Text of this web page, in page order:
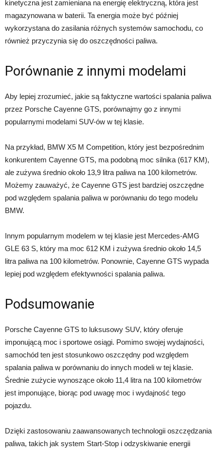
kinetyczna jest zamieniana na energię elektryczną, która jest
magazynowana w baterii. Ta energia może być później
wykorzystana do zasilania różnych systemów samochodu, co
również przyczynia się do oszczędności paliwa.
Porównanie z innymi modelami
Aby lepiej zrozumieć, jakie są faktyczne wartości spalania paliwa
przez Porsche Cayenne GTS, porównajmy go z innymi
popularnymi modelami SUV-ów w tej klasie.
Na przykład, BMW X5 M Competition, który jest bezpośrednim
konkurentem Cayenne GTS, ma podobną moc silnika (617 KM),
ale zużywa średnio około 13,9 litra paliwa na 100 kilometrów.
Możemy zauważyć, że Cayenne GTS jest bardziej oszczędne
pod względem spalania paliwa w porównaniu do tego modelu
BMW.
Innym popularnym modelem w tej klasie jest Mercedes-AMG
GLE 63 S, który ma moc 612 KM i zużywa średnio około 14,5
litra paliwa na 100 kilometrów. Ponownie, Cayenne GTS wypada
lepiej pod względem efektywności spalania paliwa.
Podsumowanie
Porsche Cayenne GTS to luksusowy SUV, który oferuje
imponującą moc i sportowe osiągi. Pomimo swojej wydajności,
samochód ten jest stosunkowo oszczędny pod względem
spalania paliwa w porównaniu do innych modeli w tej klasie.
Średnie zużycie wynoszące około 11,4 litra na 100 kilometrów
jest imponujące, biorąc pod uwagę moc i wydajność tego
pojazdu.
Dzięki zastosowaniu zaawansowanych technologii oszczędzania
paliwa, takich jak system Start-Stop i odzyskiwanie energii